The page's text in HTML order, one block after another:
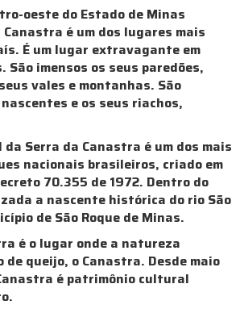
oeste do Estado de Minas
é um dos lugares mais
É um lugar extravagante em
imensos os seus paredões,
vales e montanhas. São
e os seus riachos,
da Serra da Canastra é um dos mais
nacionais brasileiros, criado em
70.355 de 1972. Dentro do
a nascente histórica do rio São
de São Roque de Minas.
é o lugar onde a natureza
de queijo, o Canastra. Desde maio
é patrimônio cultural